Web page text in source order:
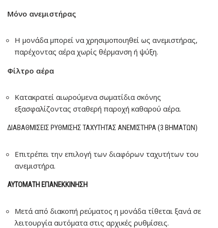
Μόνο ανεμιστήρας
Η μονάδα μπορεί να χρησιμοποιηθεί ως ανεμιστήρας,
παρέχοντας αέρα χωρίς θέρμανση ή ψύξη.
Φίλτρο αέρα
Κατακρατεί αιωρούμενα σωματίδια σκόνης
εξασφαλίζοντας σταθερή παροχή καθαρού αέρα.
ΔΙΑΒΑΘΜΊΣΕΙΣ ΡΎΘΜΙΣΗΣ ΤΑΧΎΤΗΤΑΣ ΑΝΕΜΙΣΤΉΡΑ (3 ΒΗΜΆΤΩΝ)
Επιτρέπει την επιλογή των διαφόρων ταχυτήτων του
ανεμιστήρα.
ΑΥΤΌΜΑΤΗ ΕΠΑΝΕΚΚΊΝΗΣΗ
Μετά από διακοπή ρεύματος η μονάδα τίθεται ξανά σε
λειτουργία αυτόματα στις αρχικές ρυθμίσεις.